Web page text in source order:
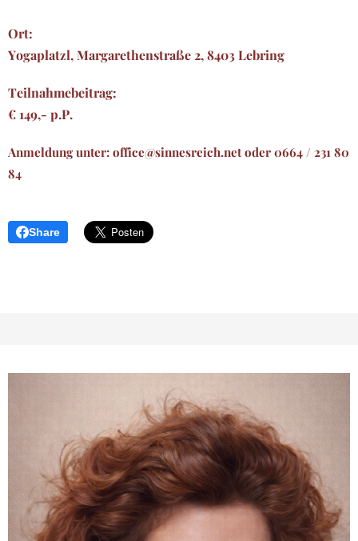
Ort:
Yogaplatzl, Margarethenstraße 2, 8403 Lebring
Teilnahmebeitrag:
€ 149,- p.P.
Anmeldung unter: office@sinnesreich.net oder 0664 / 231 80
84
Share